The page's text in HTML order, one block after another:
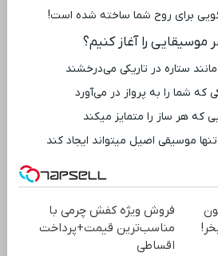
برای روح شما ساخته شده است!
موسیقایی را آغاز کنیم؟
ستاره در تاریکی می‌درخشند
که شما را به پرواز در می‌آورد
که هر ساز را متمایز میکند
موسیقی اصیل میتواند ایجاد کند
۱ میلیون
فروش ویژه کفش چرمی با
مناسب‌ترین قیمت+پرداخت
اقساطی